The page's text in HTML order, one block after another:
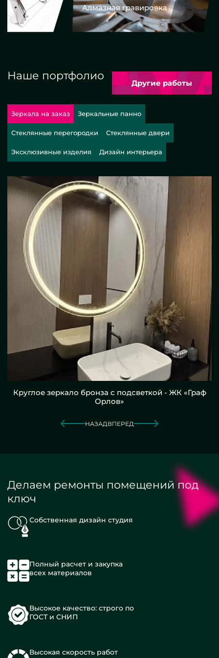
Алмазная гравировка
Наше портфолио
Другие работы
Зеркала на заказ Зеркальные панно
Стеклянные перегородки Стеклянные двери
Эксклюзивные изделия Дизайн интерьера
Круглое зеркало бронза с подсветкой - ЖК «Граф
Орлов»
НАЗАД ВПЕРЕД
Делаем ремонты помещений под
ключ
Собственная дизайн студия
Полный расчет и закупка
всех материалов
Высокое качество: строго по
ГОСТ и СНИП
Высокая скорость работ